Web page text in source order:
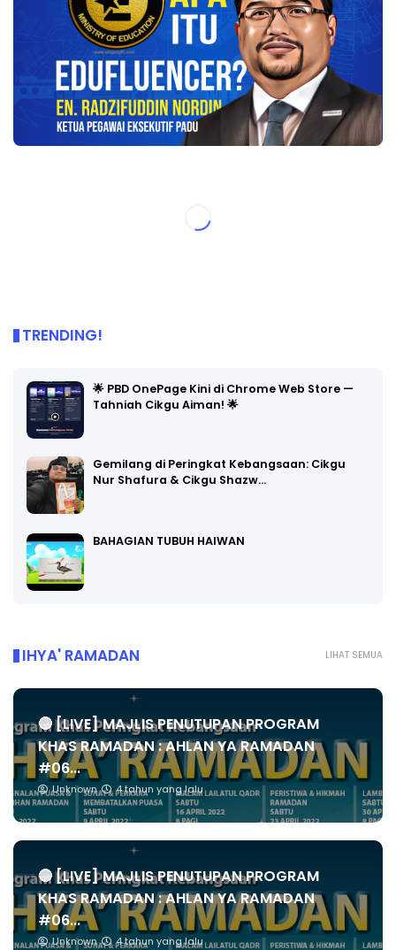
TRENDING!
🌟 PBD OnePage Kini di Chrome Web Store —
Tahniah Cikgu Aiman! 🌟
Gemilang di Peringkat Kebangsaan: Cikgu
Nur Shafura & Cikgu Shazw…
BAHAGIAN TUBUH HAIWAN
LIHAT SEMUA
IHYA' RAMADAN
🔴 [LIVE] MAJLIS PENUTUPAN PROGRAM
KHAS RAMADAN : AHLAN YA RAMADAN
#06...
Unknown 4 tahun yang lalu
🔴 [LIVE] MAJLIS PENUTUPAN PROGRAM
KHAS RAMADAN : AHLAN YA RAMADAN
#06...
Unknown 4 tahun yang lalu